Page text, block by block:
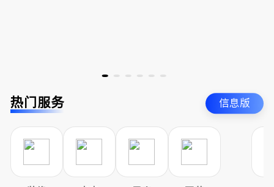
热门服务 信息版